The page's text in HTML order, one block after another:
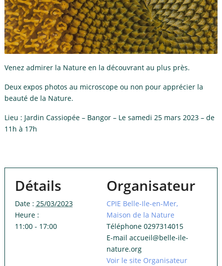
Venez admirer la Nature en la découvrant au plus près.
Deux expos photos au microscope ou non pour apprécier la
beauté de la Nature.
Lieu : Jardin Cassiopée – Bangor – Le samedi 25 mars 2023 – de
11h à 17h
Détails
Date : 25/03/2023
Heure :
11:00 - 17:00
Organisateur
CPIE Belle-Ile-en-Mer,
Maison de la Nature
Téléphone0297314015
E-mailaccueil@belle-ile-
nature.org
Voir le site Organisateur